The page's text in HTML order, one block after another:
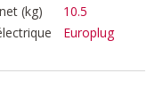
(kg)
10.5
Europlug